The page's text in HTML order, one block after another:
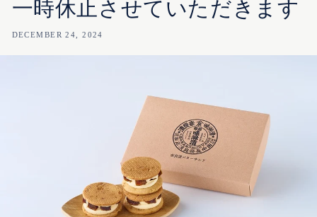
一時休止させていただきます
DECEMBER 24, 2024